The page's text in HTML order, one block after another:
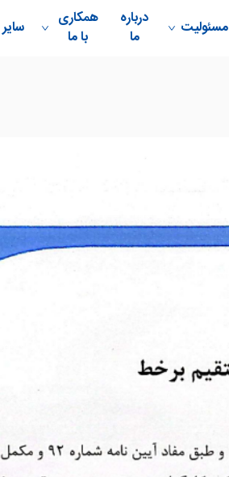
مسئولیت
درباره
ما
همکاری
با ما
سایر